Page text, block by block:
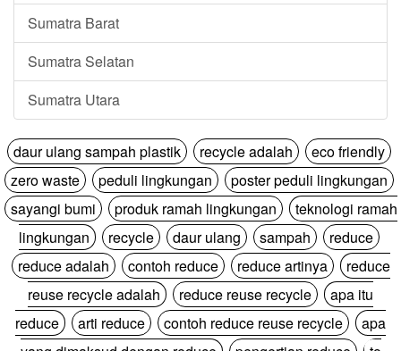
Sumatra Barat
Sumatra Selatan
Sumatra Utara
daur ulang sampah plastik recycle adalah
eco friendly
zero waste
peduli lingkungan
poster peduli lingkungan
sayangi bumi
produk ramah lingkungan
teknologi ramah
lingkungan
recycle daur ulang sampah
reduce
reduce adalah
contoh reduce reduce artinya
reduce
reuse recycle adalah
reduce reuse recycle
apa itu
reduce
arti reduce contoh reduce reuse recycle
apa